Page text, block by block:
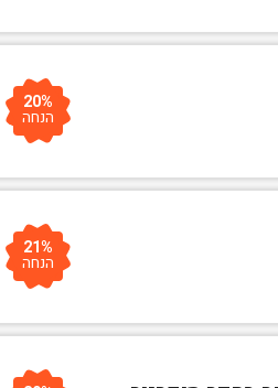
20%
הנחה
21%
הנחה